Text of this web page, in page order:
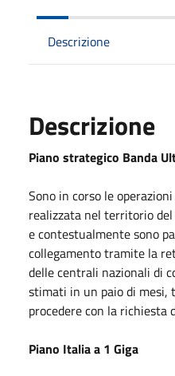
Descrizione
Descrizione
Piano strategico Banda
Sono in corso le
realizzata nel territorio
e contestualmente sono
collegamento tramite la
delle centrali nazionali di
stimati in un paio di
procedere con la richiesta
Piano Italia a 1 Giga